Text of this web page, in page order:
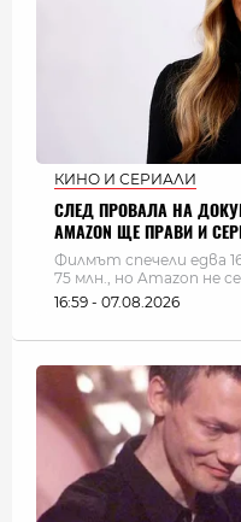
КИНО И СЕРИАЛИ
СЛЕД ПРОВАЛА НА
AMAZON ЩЕ ПРАВИ И
Филмът спечели едва
75 млн., но Amazon не
16:59 - 07.08.2026